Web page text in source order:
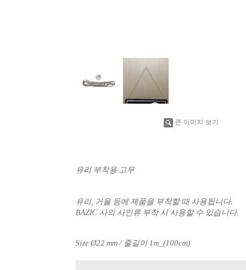
큰 이미지 보기
유리 부착용 고무
유리, 거울 등에 제품을 부착할 때 사용됩니다.
BAZIC 사의 사인류 부착 시 사용할 수 있습니다.
Size Ø22 mm / 줄길이 1m_(100cm)